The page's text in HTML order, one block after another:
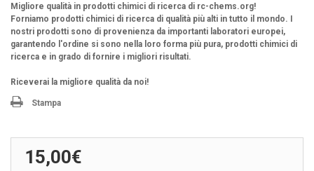
Migliore qualità in prodotti chimici di ricerca di rc-chems.org!
Forniamo prodotti chimici di ricerca di qualità più alti in tutto il mondo. I
nostri prodotti sono di provenienza da importanti laboratori europei,
garantendo l'ordine si sono nella loro forma più pura, prodotti chimici di
ricerca e in grado di fornire i migliori risultati.
Riceverai la migliore qualità da noi!
Stampa
15,00€